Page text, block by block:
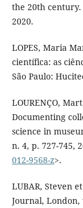
the 20th century.
2020.
LOPES, Maria
científica: as
São Paulo:
LOURENÇO,
Documenting
science in
n. 4, p. 727-745,
012-9568-z>.
LUBAR, Steven
Journal, London,